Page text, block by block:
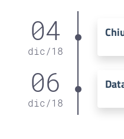
04
dic /18
06
dic /18